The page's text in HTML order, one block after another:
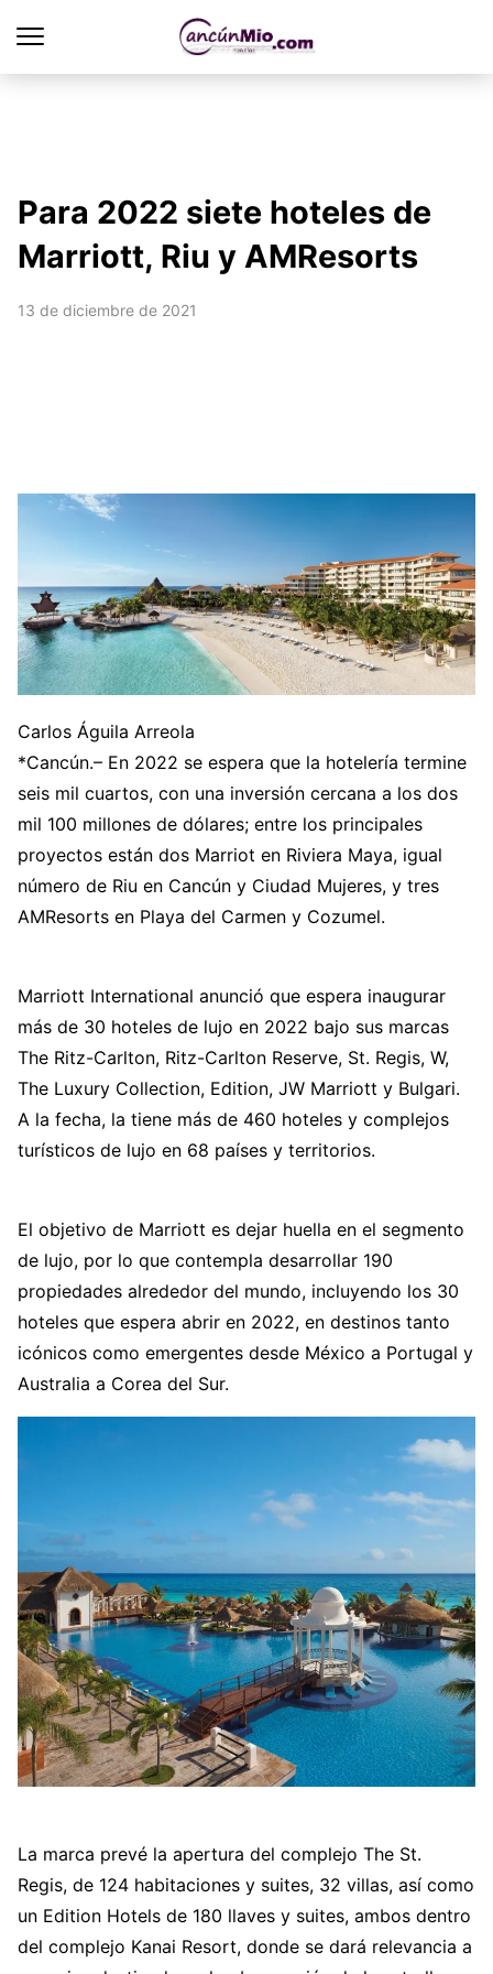
Para 2022 siete hoteles de
Marriott, Riu y AMResorts
13 de diciembre de 2021
Carlos Águila Arreola
*Cancún.– En 2022 se espera que la hotelería termine
seis mil cuartos, con una inversión cercana a los dos
mil 100 millones de dólares; entre los principales
proyectos están dos Marriot en Riviera Maya, igual
número de Riu en Cancún y Ciudad Mujeres, y tres
AMResorts en Playa del Carmen y Cozumel.
Marriott International anunció que espera inaugurar
más de 30 hoteles de lujo en 2022 bajo sus marcas
The Ritz-Carlton, Ritz-Carlton Reserve, St. Regis, W,
The Luxury Collection, Edition, JW Marriott y Bulgari.
A la fecha, la tiene más de 460 hoteles y complejos
turísticos de lujo en 68 países y territorios.
El objetivo de Marriott es dejar huella en el segmento
de lujo, por lo que contempla desarrollar 190
propiedades alrededor del mundo, incluyendo los 30
hoteles que espera abrir en 2022, en destinos tanto
icónicos como emergentes desde México a Portugal y
Australia a Corea del Sur.
La marca prevé la apertura del complejo The St.
Regis, de 124 habitaciones y suites, 32 villas, así como
un Edition Hotels de 180 llaves y suites, ambos dentro
del complejo Kanai Resort, donde se dará relevancia a